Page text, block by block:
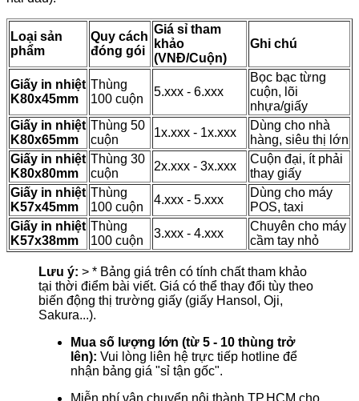
Loại sản
phẩm
Quy cách
đóng gói
Giá sỉ tham
khảo
(VNĐ/Cuộn)
Ghi chú
Giấy in nhiệt
K80x45mm
Thùng
100 cuộn
5.xxx - 6.xxx
Bọc bạc từng
cuộn, lõi
nhựa/giấy
Giấy in nhiệt
K80x65mm
Thùng 50
cuộn
1x.xxx - 1x.xxx
Dùng cho nhà
hàng, siêu thị lớn
Giấy in nhiệt
K80x80mm
Thùng 30
cuộn
2x.xxx - 3x.xxx
Cuộn đại, ít phải
thay giấy
Giấy in nhiệt
K57x45mm
Thùng
100 cuộn
4.xxx - 5.xxx
Dùng cho máy
POS, taxi
Giấy in nhiệt
K57x38mm
Thùng
100 cuộn
3.xxx - 4.xxx
Chuyên cho máy
cầm tay nhỏ
Lưu ý: > * Bảng giá trên có tính chất tham khảo
tại thời điểm bài viết. Giá có thể thay đổi tùy theo
biến động thị trường giấy (giấy Hansol, Oji,
Sakura...).
Mua số lượng lớn (từ 5 - 10 thùng trở
lên): Vui lòng liên hệ trực tiếp hotline để
nhận bảng giá "sỉ tận gốc".
Miễn phí vận chuyển nội thành TP.HCM cho